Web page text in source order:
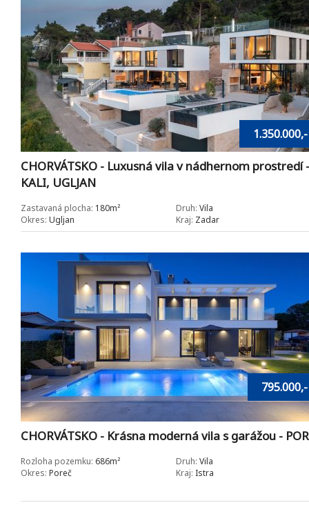
CHORVÁTSKO - Luxusná vila v nádhernom prostredí -
KALI, UGLJAN
Zastavaná plocha: 180m² Druh: Vila
Okres: Ugljan Kraj: Zadar
CHORVÁTSKO - Krásna moderná vila s garážou -
Rozloha pozemku: 686m² Druh: Vila
Okres: Poreč Kraj: Istra